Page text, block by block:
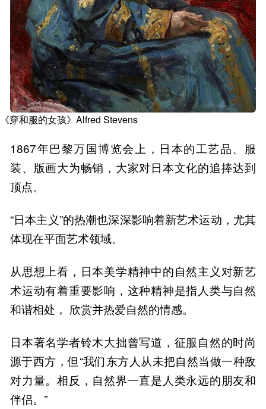
《穿和服的女孩》Alfred Stevens
1867年巴黎万国博览会上，日本的工艺品、服
装、版画大为畅销，大家对日本文化的追捧达到
顶点。
“日本主义”的热潮也深深影响着新艺术运动，尤其
体现在平面艺术领域。
从思想上看，日本美学精神中的自然主义对新艺
术运动有着重要影响，这种精神是指人类与自然
和谐相处， 欣赏并热爱自然的情感。
日本著名学者铃木大拙曾写道，征服自然的时尚
源于西方，但“我们东方人从未把自然当做一种敌
对力量。相反，自然界一直是人类永远的朋友和
伴侣。”